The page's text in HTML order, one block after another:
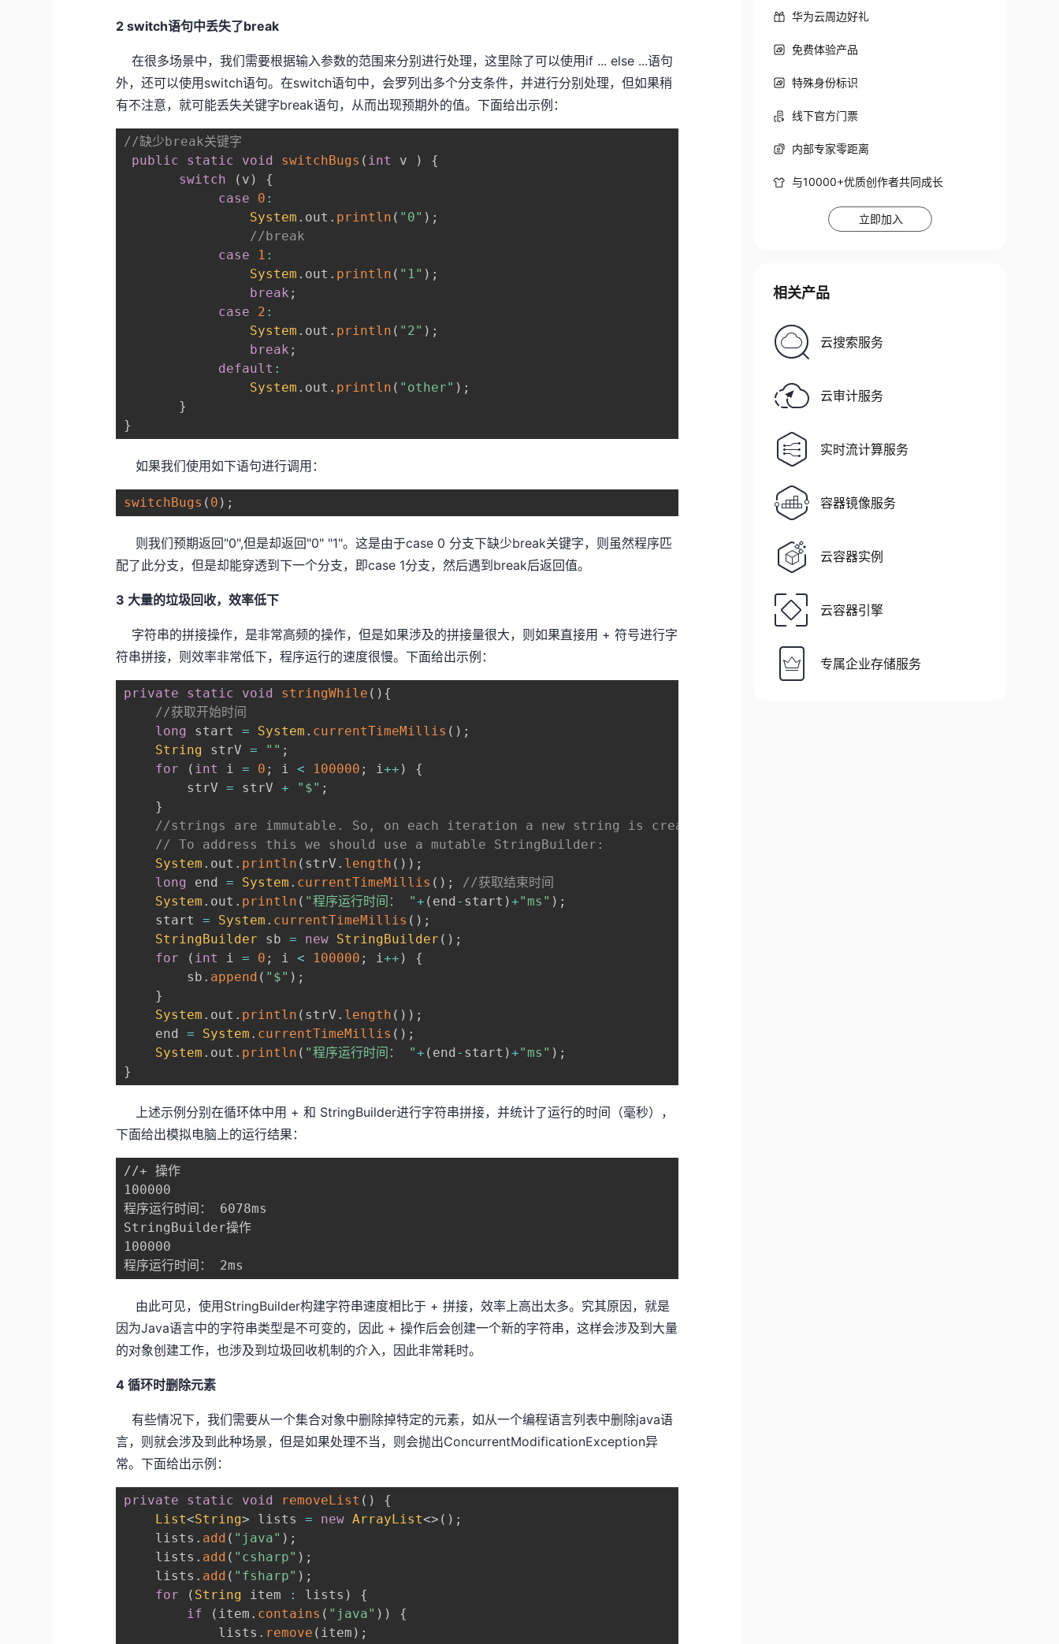
2 switch语句中丢失了break
在很多场景中，我们需要根据输入参数的范围来分别进行处理，这里除了可以使用if ... else ...语句
外，还可以使用switch语句。在switch语句中，会罗列出多个分支条件，并进行分别处理，但如果稍
有不注意，就可能丢失关键字break语句，从而出现预期外的值。下面给出示例：
//缺少break关键字
public
static void switchBugs ( int v )
{
switch
( v )
{
case
0 :
System . out . println ( "0" ) ;
//break
case
1 :
System . out . println ( "1" ) ;
break ;
case
2 :
System . out . println ( "2" ) ;
break ;
default :
System . out . println ( "other" ) ;
}
}
如果我们使用如下语句进行调用：
switchBugs ( 0 ) ;
则我们预期返回"0",但是却返回"0" "1"。这是由于case 0 分支下缺少break关键字，则虽然程序匹
配了此分支，但是却能穿透到下一个分支，即case 1分支，然后遇到break后返回值。
3 大量的垃圾回收，效率低下
字符串的拼接操作，是非常高频的操作，但是如果涉及的拼接量很大，则如果直接用 + 符号进行字
符串拼接，则效率非常低下，程序运行的速度很慢。下面给出示例：
private static void stringWhile ( ) {
//获取开始时间
long
start = System . currentTimeMillis ( ) ;
String strV = "" ;
for
( int i = 0 ; i < 100000 ; i++ )
{
        strV
= strV + "$" ;
}
//strings are immutable. So, on each iteration a new string is created.
// To address this we should use a mutable StringBuilder:
System . out . println ( strV . length ( ) ) ;
long
end = System . currentTimeMillis ( ) ;
//获取结束时间
System . out . println ( "程序运行时间： "+ ( end - start )+"ms" ) ;
    start
= System . currentTimeMillis ( ) ;
StringBuilder sb = new StringBuilder ( ) ;
for
( int i = 0 ; i < 100000 ; i++ )
{
        sb
. append ( "$" ) ;
}
System . out . println ( strV . length ( ) ) ;
    end
= System . currentTimeMillis ( ) ;
System . out . println ( "程序运行时间： "+ ( end - start )+"ms" ) ;
}
上述示例分别在循环体中用 + 和 StringBuilder进行字符串拼接，并统计了运行的时间（毫秒），
下面给出模拟电脑上的运行结果：
//+ 操作
100000
程序运行时间： 6078ms
StringBuilder操作
100000
程序运行时间： 2ms
由此可见，使用StringBuilder构建字符串速度相比于 + 拼接，效率上高出太多。究其原因，就是
因为Java语言中的字符串类型是不可变的，因此 + 操作后会创建一个新的字符串，这样会涉及到大量
的对象创建工作，也涉及到垃圾回收机制的介入，因此非常耗时。
4 循环时删除元素
有些情况下，我们需要从一个集合对象中删除掉特定的元素，如从一个编程语言列表中删除java语
言，则就会涉及到此种场景，但是如果处理不当，则会抛出ConcurrentModificationException异
常。下面给出示例：
private static void removeList ( )
{
List<String> lists = new ArrayList<> ( ) ;
    lists
. add ( "java" ) ;
    lists
. add ( "csharp" ) ;
    lists
. add ( "fsharp" ) ;
for
( String item : lists )
{
if
( item . contains ( "java" ) )
{
            lists
. remove ( item ) ;
华为云周边好礼
免费体验产品
特殊身份标识
线下官方门票
内部专家零距离
与10000+优质创作者共同成长
立即加入
相关产品
云搜索服务
云审计服务
实时流计算服务
容器镜像服务
云容器实例
云容器引擎
专属企业存储服务